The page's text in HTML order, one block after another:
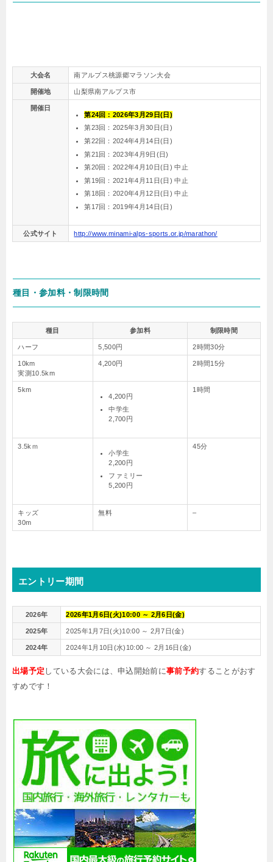
大会名 南アルプス桃源郷マラソン大会
開催地 山梨県南アルプス市
開催日
第24回：2026年3月29日(日)
第23回：2025年3月30日(日)
第22回：2024年4月14日(日)
第21回：2023年4月9日(日)
第20回：2022年4月10日(日) 中止
第19回：2021年4月11日(日) 中止
第18回：2020年4月12日(日) 中止
第17回：2019年4月14日(日)
公式サイト http://www.minami-alps-sports.or.jp/marathon/
種目・参加料・制限時間
種目 参加料 制限時間
ハーフ 5,500円 2時間30分
10km
実測10.5km
4,200円 2時間15分
5km
4,200円
中学生
2,700円
1時間
3.5kｍ
小学生
2,200円
ファミリー
5,200円
45分
キッズ
30m
無料 –
エントリー期間
2026年 2026年1月6日(火)10:00 ～ 2月6日(金)
2025年 2025年1月7日(火)10:00 ～ 2月7日(金)
2024年 2024年1月10日(水)10:00 ～ 2月16日(金)
出場予定 している大会には、申込開始前に事前予約することがおす
すめです！